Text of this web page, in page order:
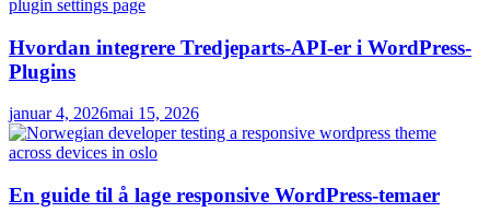
Hvordan integrere Tredjeparts-API-er i WordPress-
Plugins
januar 4, 2026mai 15, 2026
En guide til å lage responsive WordPress-temaer